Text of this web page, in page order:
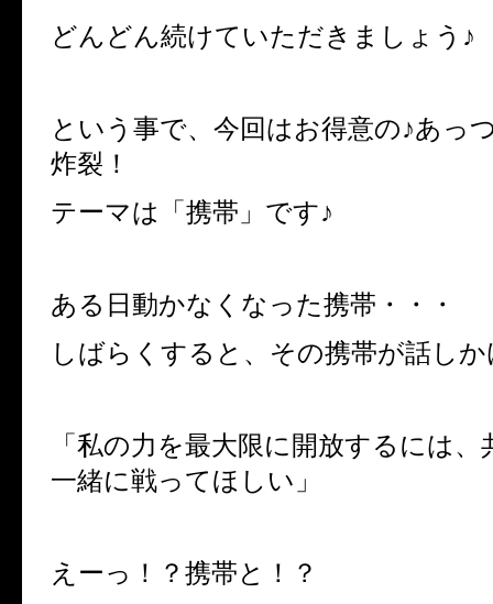
どんどん続けていただきましょう♪
という事で、今回はお得意の♪あっ
炸裂！
テーマは「携帯」です♪
ある日動かなくなった携帯・・・
しばらくすると、その携帯が話し
「私の力を最大限に開放するには
一緒に戦ってほしい」
えーっ！？携帯と！？